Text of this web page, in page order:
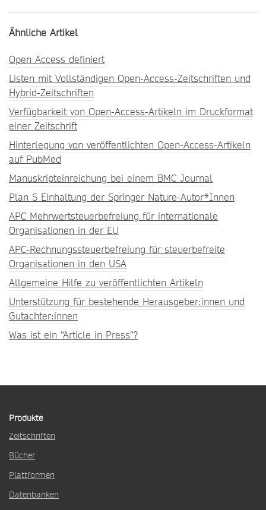
Ähnliche Artikel
Open Access definiert
Listen mit Vollständigen Open-Access-Zeitschriften und
Hybrid-Zeitschriften
Verfügbarkeit von Open-Access-Artikeln im Druckformat
einer Zeitschrift
Hinterlegung von veröffentlichten Open-Access-Artikeln
auf PubMed
Manuskripteinreichung bei einem BMC Journal
Plan S Einhaltung der Springer Nature-Autor*Innen
APC Mehrwertsteuerbefreiung für internationale
Organisationen in der EU
APC-Rechnungssteuerbefreiung für steuerbefreite
Organisationen in den USA
Allgemeine Hilfe zu veröffentlichten Artikeln
Unterstützung für bestehende Herausgeber:innen und
Gutachter:innen
Was ist ein “Article in Press”?
Produkte
Zeitschriften
Bücher
Plattformen
Datenbanken